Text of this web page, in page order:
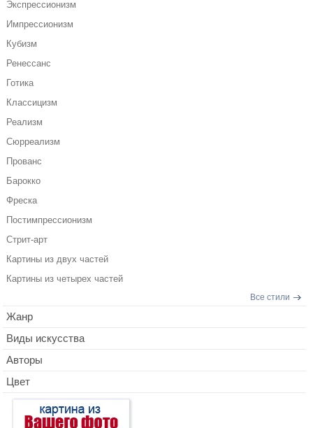
Экспрессионизм
Импрессионизм
Кубизм
Ренессанс
Готика
Классицизм
Реализм
Сюрреализм
Прованс
Барокко
Фреска
Постимпрессионизм
Стрит-арт
Картины из двух частей
Картины из четырех частей
Все стили
Жанр
Виды искусства
Авторы
Цвет